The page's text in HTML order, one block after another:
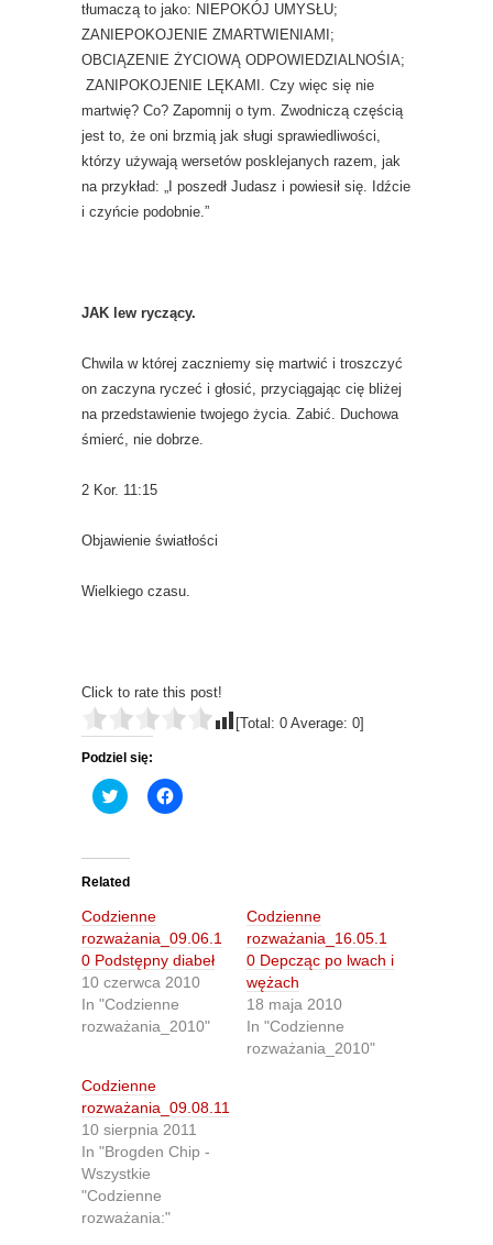
tłumaczą to jako: NIEPOKÓJ UMYSŁU;
ZANIEPOKOJENIE ZMARTWIENIAMI;
OBCIĄZENIE ŻYCIOWĄ ODPOWIEDZIALNOŚIA;
ZANIPOKOJENIE LĘKAMI. Czy więc się nie
martwię? Co? Zapomnij o tym. Zwodniczą częścią
jest to, że oni brzmią jak sługi sprawiedliwości,
którzy używają wersetów posklejanych razem, jak
na przykład: „I poszedł Judasz i powiesił się. Idźcie
i czyńcie podobnie.”
JAK lew ryczący.
Chwila w której zaczniemy się martwić i troszczyć
on zaczyna ryczeć i głosić, przyciągając cię bliżej
na przedstawienie twojego życia. Zabić. Duchowa
śmierć, nie dobrze.
2 Kor. 11:15
Objawienie światłości
Wielkiego czasu.
Click to rate this post!
[Total: 0 Average: 0]
Podziel się:
C
l
t
o
s
h
a
r
e
o
n
T
w
i
t
r
(
O
p
e
n
i
n
n
e
C
l
r
e
o
n
F
a
c
e
(
O
p
e
Related
Codzienne
rozważania_09.06.1
0 Podstępny diabeł
10 czerwca 2010
In "Codzienne
rozważania_2010"
Codzienne
rozważania_16.05.1
0 Depcząc po lwach i
wężach
18 maja 2010
In "Codzienne
rozważania_2010"
Codzienne
rozważania_09.08.11
10 sierpnia 2011
In "Brogden Chip -
Wszystkie
"Codzienne
rozważania:"